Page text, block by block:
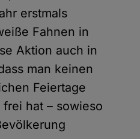
erstmals
Fahnen in
Aktion auch in
man keinen
Feiertage
hat – sowieso